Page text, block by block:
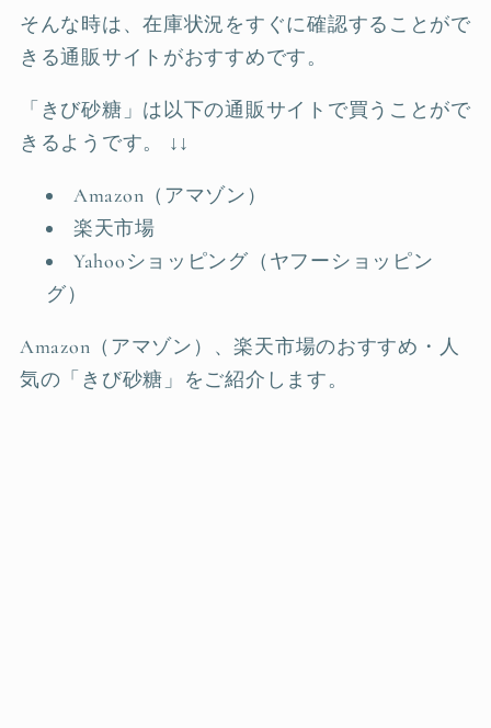
そんな時は、在庫状況をすぐに確認することがで
きる通販サイトがおすすめです。
「きび砂糖」は以下の通販サイトで買うことがで
きるようです。 ↓↓
Amazon（アマゾン）
楽天市場
Yahooショッピング（ヤフーショッピン
グ）
Amazon（アマゾン）、楽天市場のおすすめ・人
気の「きび砂糖」をご紹介します。